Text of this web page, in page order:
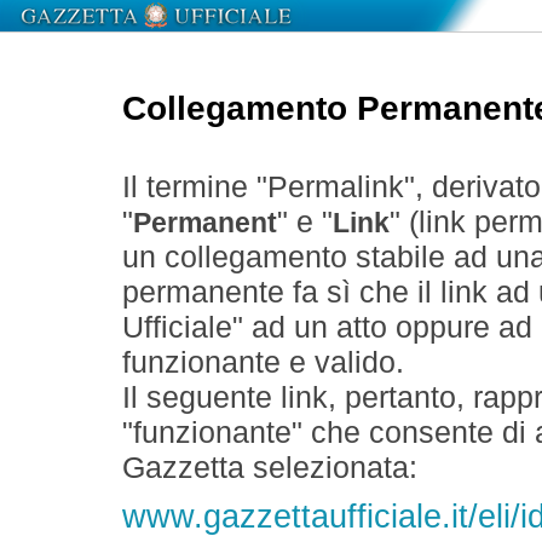
Collegamento
Il termine "Permalink",
" Permanent" e " Link" (link
un collegamento stabile ad
permanente fa sì che il link
Ufficiale" ad un atto oppure
funzionante e valido.
Il seguente link, pertanto,
"funzionante" che consente
Gazzetta selezionata:
www.gazzettaufficiale.it/eli/